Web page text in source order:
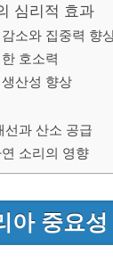
심리적 효과
소와 집중력 향
호소력
산성 향상
선과 산소 공급
소리의 영향
아 중요성